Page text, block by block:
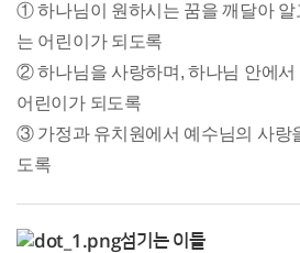
① 하나님이 원하시는 꿈을 깨달아 알
는 어린이가 되도록
② 하나님을 사랑하며, 하나님 안에서
어린이가 되도록
③ 가정과 유치원에서 예수님의 사랑
도록
섬기는 이들